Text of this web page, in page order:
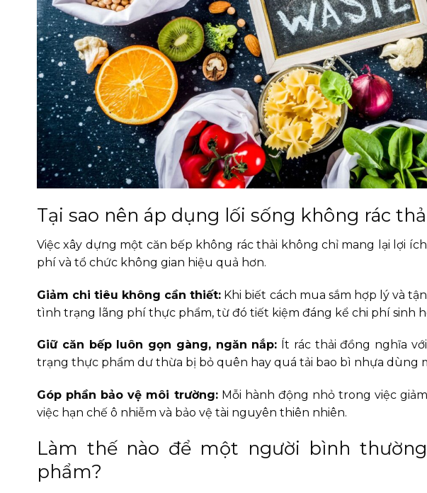
Tại sao nên áp dụng lối sống không rác
Việc xây dựng một căn bếp không rác thải không chỉ mang lại lợi
phí và tổ chức không gian hiệu quả hơn.
Giảm chi tiêu không cần thiết: Khi biết cách mua sắm hợp lý và
tình trạng lãng phí thực phẩm, từ đó tiết kiệm đáng kể chi phí sinh
Giữ căn bếp luôn gọn gàng, ngăn nắp: Ít rác thải đồng nghĩa
trạng thực phẩm dư thừa bị bỏ quên hay quá tải bao bì nhựa dùng
Góp phần bảo vệ môi trường:Mỗi hành động nhỏ trong việc
việc hạn chế ô nhiễm và bảo vệ tài nguyên thiên nhiên.
Làm thế nào để một người bình
phẩm?